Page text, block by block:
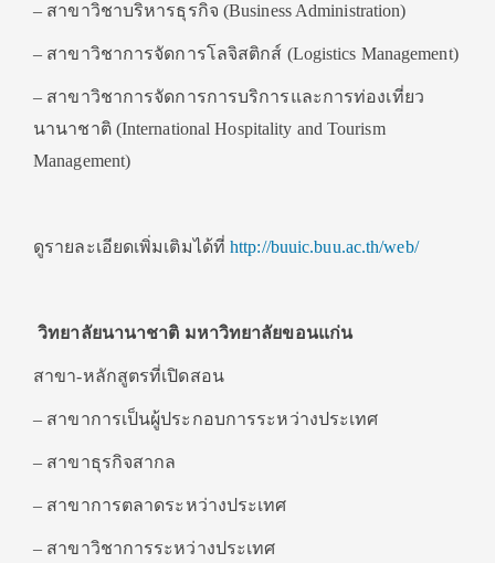
– สาขาวิชาบริหารธุรกิจ (Business Administration)
– สาขาวิชาการจัดการโลจิสติกส์ (Logistics Management)
– สาขาวิชาการจัดการการบริการและการท่องเที่ยว
นานาชาติ (International Hospitality and Tourism
Management)
ดูรายละเอียดเพิ่มเติมได้ที่http://buuic.buu.ac.th/web/
วิทยาลัยนานาชาติ มหาวิทยาลัยขอนแก่น
สาขา-หลักสูตรที่เปิดสอน
– สาขาการเป็นผู้ประกอบการระหว่างประเทศ
– สาขาธุรกิจสากล
– สาขาการตลาดระหว่างประเทศ
– สาขาวิชาการระหว่างประเทศ